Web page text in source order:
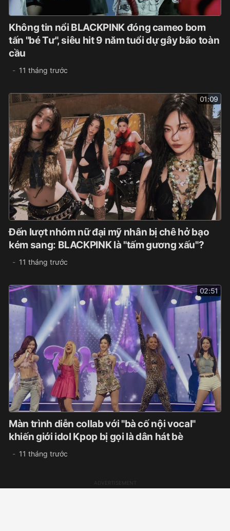
Không tin nổi BLACKPINK đóng cameo bom
tấn "bé Tư", siêu hit 9 năm tuổi dự gây bão toàn
cầu
11 tháng trước
01:09
Đến lượt nhóm nữ đại mỹ nhân bị chê hở bạo
kém sang: BLACKPINK là "tấm gương xấu"?
11 tháng trước
02:51
Màn trình diễn collab với "bà cố nội vocal"
khiến giới idol Kpop bị gọi là dân hát bè
11 tháng trước